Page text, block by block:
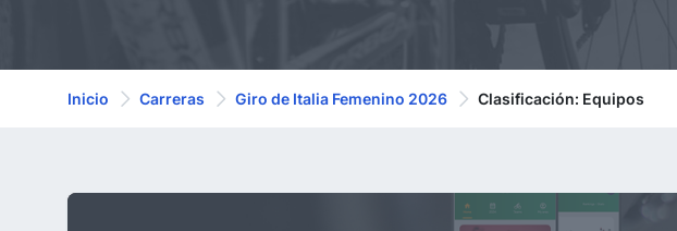
Inicio Carreras Giro de Italia Femenino 2026 Clasificación: Equipos